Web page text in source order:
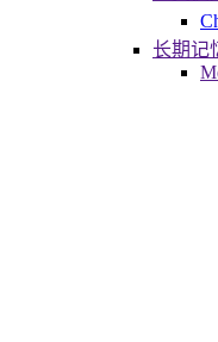
长期记